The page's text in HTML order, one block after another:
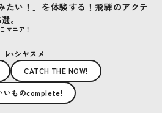
マニア！
たい！」を体験する！飛騨のアクテ
。
ハシヤスメ
CATCH THE NOW!
いものcomplete!